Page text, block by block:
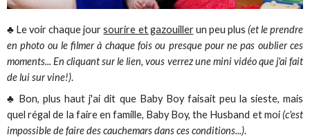
♣ Le voir chaque joursourire et gazouillerun peu plus (et le prendre
en photo ou le filmer à chaque fois ou presque pour ne pas oublier ces
moments... En cliquant sur le lien, vous verrez une mini vidéo que j'ai fait
de lui sur vine!).
♣ Bon, plus haut j'ai dit que Baby Boy faisait peu la sieste, mais
quel régal de la faire en famille, Baby Boy, the Husband et moi (c'est
impossible de faire des cauchemars dans ces conditions...).